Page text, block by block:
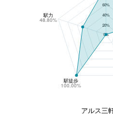
60%
40%
20%
0%
駅力
48.80%
駅徒歩
100.00%
アルス三